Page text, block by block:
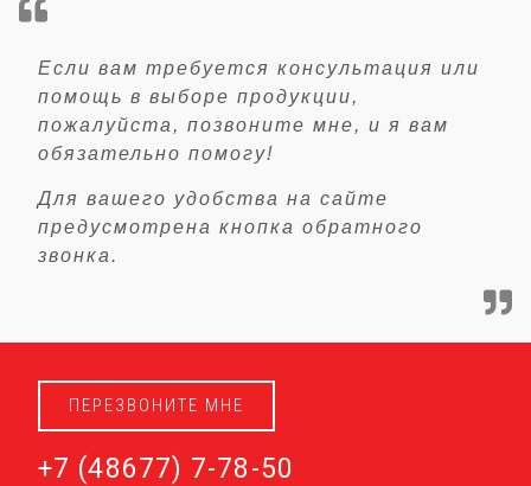
Если вам требуется консультация или
помощь в выборе продукции,
пожалуйста, позвоните мне, и я вам
обязательно помогу!
Для вашего удобства на сайте
предусмотрена кнопка обратного
звонка.
ПЕРЕЗВОНИТЕ МНЕ
+7 (48677) 7-78-50